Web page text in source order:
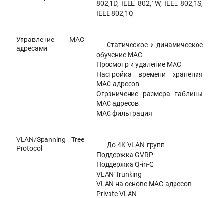
802,1D, IEEE 802,1W, IEEE 802,1S,
IEEE 802,1Q
Управление MAC
адресами
Статическое и динамическое
обучение MAC
Просмотр и удаление MAC
Настройка времени хранения
MAC-адресов
Ограничение размера таблицы
MAC адресов
MAC фильтрация
VLAN/Spanning Tree
Protocol
До 4K VLAN-групп
Поддержка GVRP
Поддержка Q-in-Q
VLAN Trunking
VLAN на основе MAC-адресов
Private VLAN